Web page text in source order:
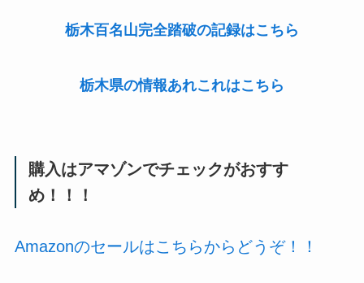
栃木百名山完全踏破の記録はこちら
栃木県の情報あれこれはこちら
購入はアマゾンでチェックがおすす
め！！！
Amazonのセールはこちらからどうぞ！！